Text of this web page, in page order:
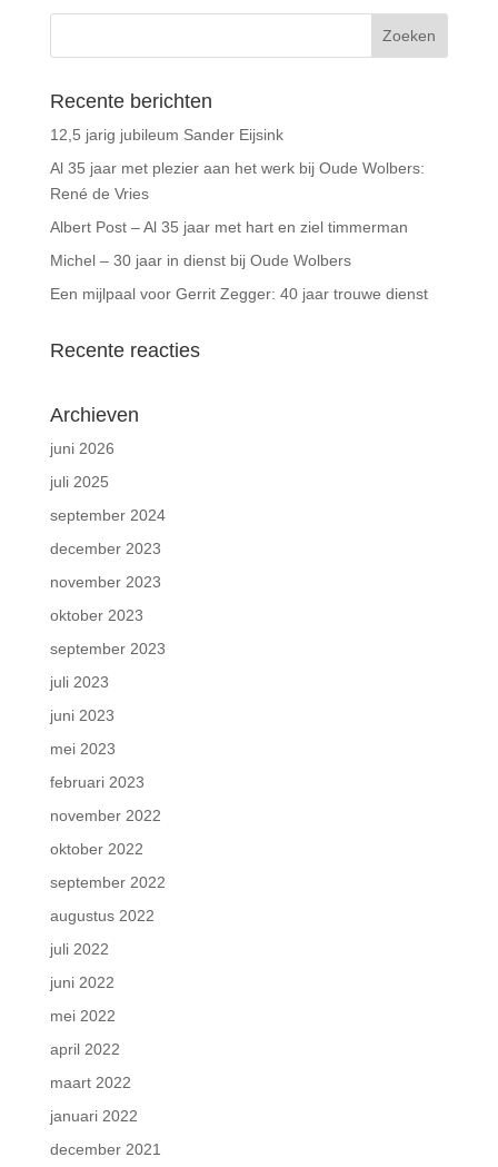
Recente berichten
12,5 jarig jubileum Sander Eijsink
Al 35 jaar met plezier aan het werk bij Oude Wolbers:
René de Vries
Albert Post – Al 35 jaar met hart en ziel timmerman
Michel – 30 jaar in dienst bij Oude Wolbers
Een mijlpaal voor Gerrit Zegger: 40 jaar trouwe dienst
Recente reacties
Archieven
juni 2026
juli 2025
september 2024
december 2023
november 2023
oktober 2023
september 2023
juli 2023
juni 2023
mei 2023
februari 2023
november 2022
oktober 2022
september 2022
augustus 2022
juli 2022
juni 2022
mei 2022
april 2022
maart 2022
januari 2022
december 2021